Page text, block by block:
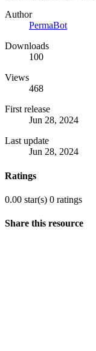
Author
PermaBot
Downloads
100
Views
468
First release
Jun 28, 2024
Last update
Jun 28, 2024
Ratings
0.00 star(s) 0 ratings
Share this resource